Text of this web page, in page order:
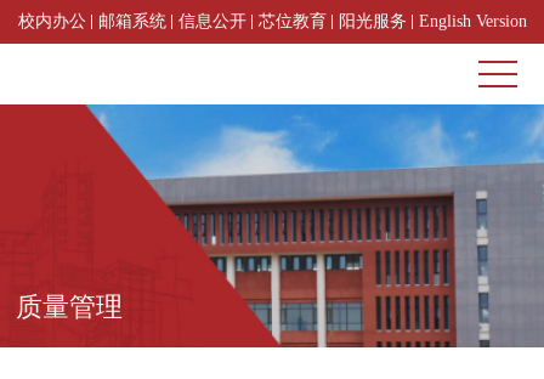
校内办公 邮箱系统 信息公开 芯位教育 阳光服务 English Version
质量管理